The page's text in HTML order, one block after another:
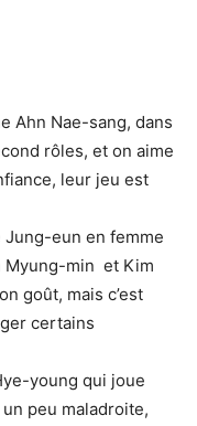
Ahn Nae-sang, dans
rôles, et on aime
leur jeu est
Jung-eun en femme
Myung-min et Kim
goût, mais c’est
certains
young qui joue
peu maladroite,